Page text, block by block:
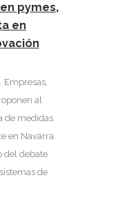
pymes,
en
Empresas,
al
de medidas
en Navarra.
del debate
de